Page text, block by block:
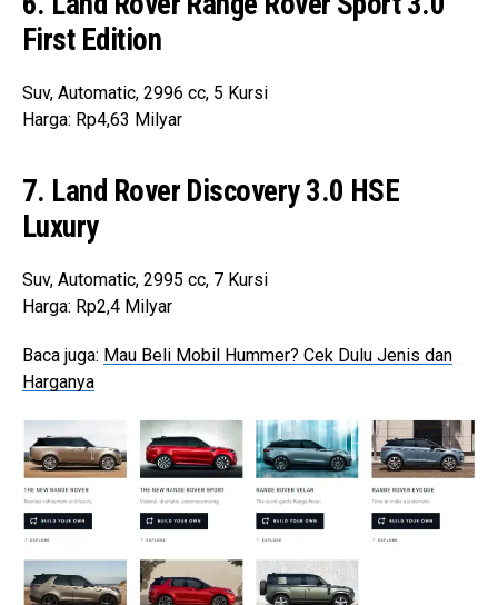
First Edition
Suv, Automatic, 2996 cc, 5 Kursi
Harga: Rp4,63 Milyar
7. Land Rover Discovery 3.0 HSE
Luxury
Suv, Automatic, 2995 cc, 7 Kursi
Harga: Rp2,4 Milyar
Baca juga: Mau Beli Mobil Hummer? Cek Dulu Jenis dan
Harganya